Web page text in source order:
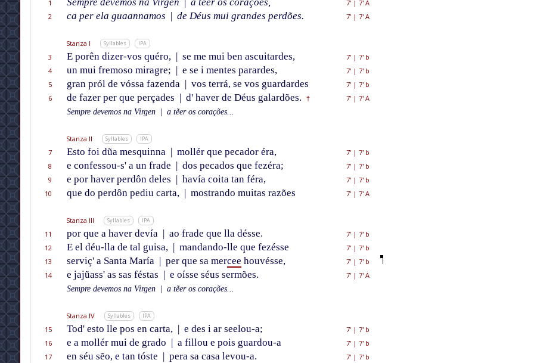
1
7'| 7' A
2
ca per ela guaannamos | de Déus mui grandes perdões. 7'| 7' A
Stanza I Syllables IPA
3 E porên dizer-vos quéro, | se me mui ben ascuitardes, 7'| 7' b
4
un mui fremoso miragre; | e se i mentes parardes, 7'| 7' b
5
gran pról de vóssa fazenda | vos terrá, se vos guardardes 7'| 7' b
6
de fazer per que perçades | d' haver de Déus galardões. † 7'| 7' A
Sempre devemos na Virgen
a tẽer os corações...
Stanza II Syllables IPA
7 Esto foi dũa mesquinna | mollér que pecador éra, 7'| 7' b
8
e confessou-s' a un frade | dos pecados que fezéra; 7'| 7' b
9
e por haver perdôn deles | havía coita tan féra, 7'| 7' b
10
que do perdôn pediu carta, | mostrando muitas razões 7'| 7' A
Stanza III Syllables IPA
11 por que a haver devía | ao frade que lla désse. 7'| 7' b
12
E el déu-lla de tal guisa, | mandando-lle que fezésse 7'| 7' b
13
serviç' a Santa María | per que sa mercee houvésse, 7'| 7' b
14
e jajũass' as sas féstas | e oísse séus sermões. 7'| 7' A
Sempre devemos na Virgen
a tẽer os corações...
Stanza IV Syllables IPA
15 Tod' esto lle pos en carta, | e des i ar seelou-a; 7'| 7' b
16
e a mollér mui de grado | a fillou e pois guardou-a 7'| 7' b
17
en séu sẽo, e tan tóste | pera sa casa levou-a. 7'| 7' b